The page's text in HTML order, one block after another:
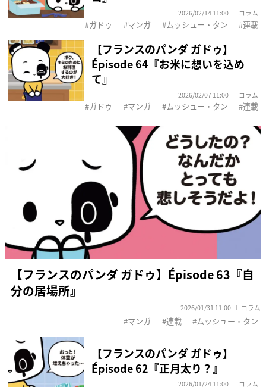
2026/02/14 11:00 コラム
ガドゥ マンガ ムッシュー・タン 連載
【フランスのパンダ ガドゥ】
Épisode 64『お米に想いを込め
て』
2026/02/07 11:00 コラム
ガドゥ マンガ ムッシュー・タン 連載
【フランスのパンダ ガドゥ】Épisode 63『自
分の居場所』
2026/01/31 11:00 コラム
マンガ 連載 ムッシュー・タン
【フランスのパンダ ガドゥ】
Épisode 62『正月太り？』
2026/01/24 11:00 コラム